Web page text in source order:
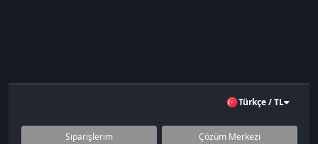
Türkçe / TL
Siparişlerim Çözüm Merkezi